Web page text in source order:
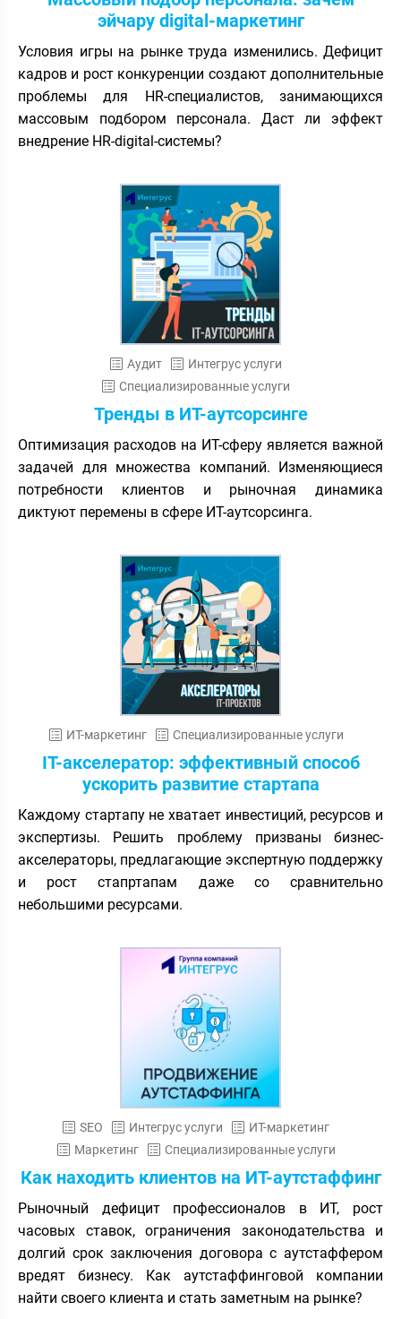
эйчару digital-маркетинг
Условия игры на рынке труда изменились. Дефицит
кадров и рост конкуренции создают дополнительные
проблемы для HR-специалистов, занимающихся
массовым подбором персонала. Даст ли эффект
внедрение HR-digital-системы?
Аудит
Интегрус услуги
Специализированные услуги
Тренды в ИТ-аутсорсинге
Оптимизация расходов на ИТ-сферу является важной
задачей для множества компаний. Изменяющиеся
потребности клиентов и рыночная динамика
диктуют перемены в сфере ИТ-аутсорсинга.
ИТ-маркетинг Специализированные услуги
IT-акселератор: эффективный способ
ускорить развитие стартапа
Каждому стартапу не хватает инвестиций, ресурсов и
экспертизы. Решить проблему призваны бизнес-
акселераторы, предлагающие экспертную поддержку
и рост стапртапам даже со сравнительно
небольшими ресурсами.
SEO Интегрус услуги
ИТ-маркетинг
Маркетинг
Специализированные услуги
Как находить клиентов на ИТ-аутстаффинг
Рыночный дефицит профессионалов в ИТ, рост
часовых ставок, ограничения законодательства и
долгий срок заключения договора с аутстаффером
вредят бизнесу. Как аутстаффинговой компании
найти своего клиента и стать заметным на рынке?